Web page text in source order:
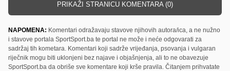
PRIKAŽI STRANICU KOMENTARA (0)
NAPOMENA: Komentari odražavaju stavove njihovih autora/ica, a ne nužno
i stavove portala SportSport.ba te portal ne može i neće odgovarati za
sadržaj tih kometara. Komentari koji sadrže vrijeđanja, psovanja i vulgaran
riječnik mogu biti uklonjeni bez najave i objašnjenja, ali to ne obavezuje
SportSport.ba da obriše sve komentare koji krše pravila. Čitanjem prihvatate